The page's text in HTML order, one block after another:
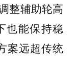
整辅助轮高
也能保持稳
案远超传统